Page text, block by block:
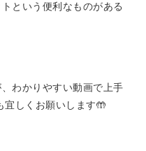
大きな作品を作りたい方
くださいね。
という便利なものがある
わかりやすい動画で上手
宜しくお願いします🤲